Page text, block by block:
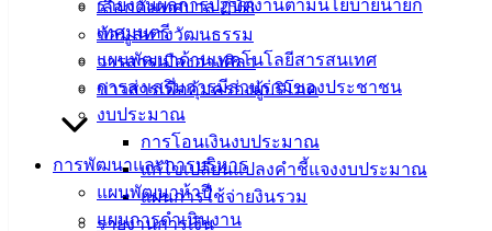
รายงานผลการปฏิบัติงานตามนโยบายนายก
เทศมนตรี
แผนพัฒนาด้านเทคโนโลยีสารสนเทศ
การส่งเสริมการมีส่วนร่วมของประชาชน
งบประมาณ
การโอนเงินงบประมาณ
แก้ไขเปลี่ยนแปลงคำชี้แจงงบประมาณ
แผนการใช้จ่ายงินรวม
รายงานการเงิน
เลือกตั้งเทศบาล 2568
ข้อมูลทางวัฒนธรรม
วารสารเมืองอ่างศิลา
ข่าวสารเพื่อคุ้มครองผู้บริโภค
การพัฒนาและการบริหาร
แผนพัฒนาห้าปี
แผนการดำเนินงาน
ดาวน์โหลด
แบบ
ฟอร์ม,
เอกสาร
คู่มือ
ประชาชน/
คู่มือการ